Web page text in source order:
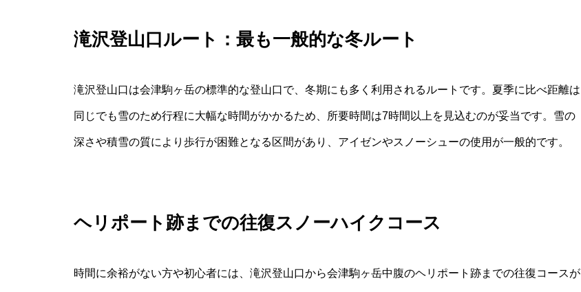
滝沢登山口ルート：最も一般的な冬ルート
滝沢登山口は会津駒ヶ岳の標準的な登山口で、冬期にも多く利用されるルートです。夏季に比べ距離は
同じでも雪のため行程に大幅な時間がかかるため、所要時間は7時間以上を見込むのが妥当です。雪の
深さや積雪の質により歩行が困難となる区間があり、アイゼンやスノーシューの使用が一般的です。
ヘリポート跡までの往復スノーハイクコース
時間に余裕がない方や初心者には、滝沢登山口から会津駒ヶ岳中腹のヘリポート跡までの往復コースが